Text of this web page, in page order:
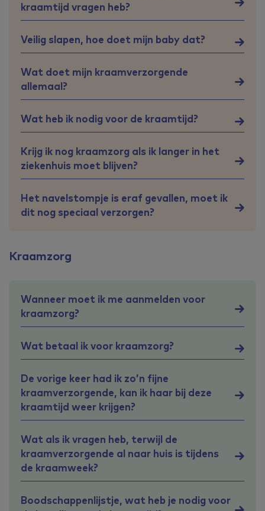
kraamtijd vragen heb?
Veilig slapen, hoe doet mijn baby dat?
Wat doet mijn kraamverzorgende
allemaal?
Wat heb ik nodig voor de kraamtijd?
Krijg ik nog kraamzorg als ik langer in het
ziekenhuis moet blijven?
Het navelstompje is eraf gevallen, moet ik
dit nog speciaal verzorgen?
Kraamzorg
Wanneer moet ik me aanmelden voor
kraamzorg?
Wat betaal ik voor kraamzorg?
De vorige keer had ik zo’n fijne
kraamverzorgende, kan ik haar bij deze
kraamtijd weer krijgen?
Wat als ik vragen heb, terwijl de
kraamverzorgende al naar huis is tijdens
de kraamweek?
Boodschappenlijstje, wat heb je nodig voor